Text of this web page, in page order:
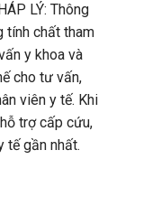
LÝ: Thông
tính chất tham
y khoa và
cho tư vấn,
viên y tế. Khi
trợ cấp cứu,
tế gần nhất.